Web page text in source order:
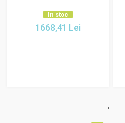
In stoc
1668,41 Lei